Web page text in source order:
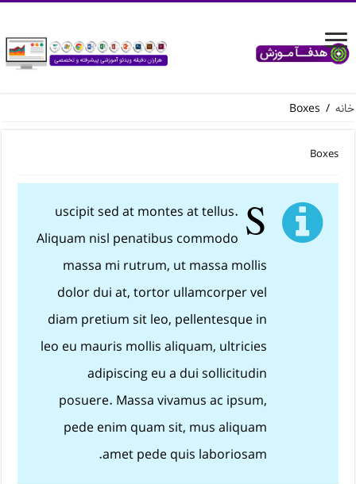
خانه /
Boxes
Boxes
S
uscipit sed at montes at tellus.
Aliquam nisl penatibus commodo
massa mi rutrum, ut massa mollis
dolor dui at, tortor ullamcorper vel
diam pretium sit leo, pellentesque in
leo eu mauris mollis aliquam, ultricies
adipiscing eu a dui sollicitudin
posuere. Massa vivamus ac ipsum,
pede enim quam sit, mus aliquam
amet pede quis laboriosam.